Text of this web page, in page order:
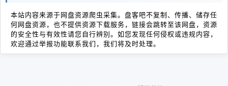
本站内容来源于网盘资源爬虫采集。盘客吧不复制、传播、储存任
何网盘资源，也不提供资源下载服务，链接会跳转至该网盘，资源
的安全性与有效性请您自行辨别。如您发现任何侵权或违规内容，
欢迎通过举报功能联系我们，我们将及时处理。